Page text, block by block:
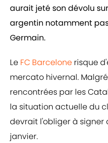
aurait jeté son dévolu
argentin notamment
Germain.
Le FC Barcelone risque
mercato hivernal.
rencontrées par les
la situation actuelle du
devrait l'obliger à signer
janvier.